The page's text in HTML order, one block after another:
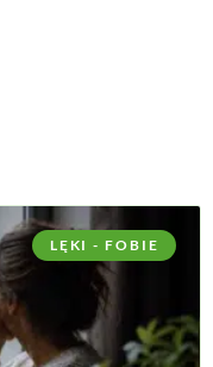
LĘKI - FOBIE